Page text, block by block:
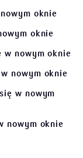
oknie
oknie
w nowym oknie
nowym oknie
w nowym
nowym oknie